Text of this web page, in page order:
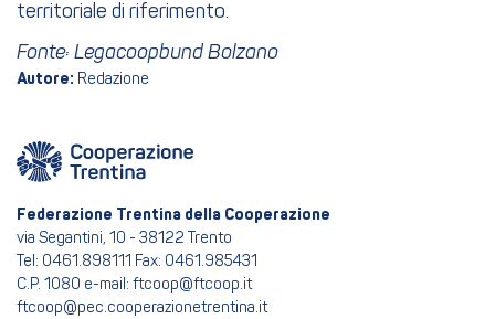
territoriale di riferimento.
Fonte: Legacoopbund Bolzano
Autore: Redazione
Federazione Trentina della Cooperazione
via Segantini, 10 - 38122 Trento
Tel: 0461.898111 Fax: 0461.985431
C.P. 1080 e-mail: ftcoop@ftcoop.it
ftcoop@pec.cooperazionetrentina.it